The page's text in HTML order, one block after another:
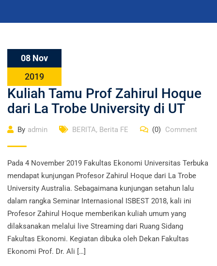
08 Nov
2019
Kuliah Tamu Prof Zahirul Hoque
dari La Trobe University di UT
By admin BERITA, Berita FE (0) Comment
Pada 4 November 2019 Fakultas Ekonomi Universitas Terbuka
mendapat kunjungan Profesor Zahirul Hoque dari La Trobe
University Australia. Sebagaimana kunjungan setahun lalu
dalam rangka Seminar Internasional ISBEST 2018, kali ini
Profesor Zahirul Hoque memberikan kuliah umum yang
dilaksanakan melalui live Streaming dari Ruang Sidang
Fakultas Ekonomi. Kegiatan dibuka oleh Dekan Fakultas
Ekonomi Prof. Dr. Ali […]